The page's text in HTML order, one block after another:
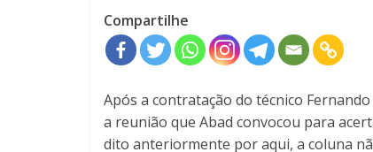
Compartilhe
Após a contratação do técnico
a reunião que Abad convocou para
dito anteriormente por aqui, a coluna